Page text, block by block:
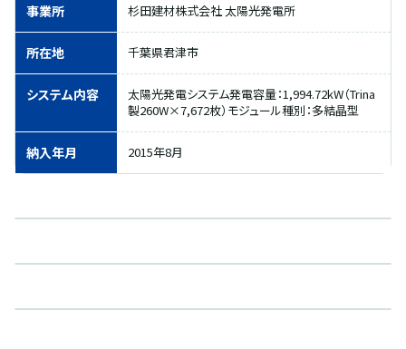
事業所 杉田建材株式会社 太陽光発電所
所在地 千葉県君津市
システム内容
太陽光発電システム発電容量：1,994.72kW（Trina
製260W×7,672枚）モジュール種別：多結晶型
納入年月 2015年8月